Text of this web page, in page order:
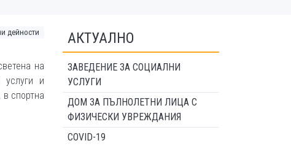
дейности
на
услуги и
спортна
АКТУАЛНО
ЗАВЕДЕНИЕ ЗА СОЦИАЛНИ
УСЛУГИ
ДОМ ЗА ПЪЛНОЛЕТНИ ЛИЦА С
ФИЗИЧЕСКИ УВРЕЖДАНИЯ
COVID-19